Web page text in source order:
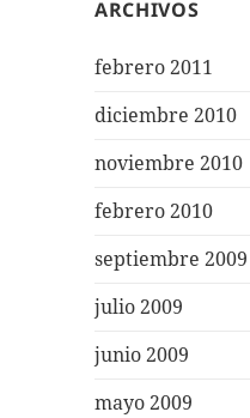
ARCHIVOS
febrero 2011
diciembre 2010
noviembre 2010
febrero 2010
septiembre 2009
julio 2009
junio 2009
mayo 2009